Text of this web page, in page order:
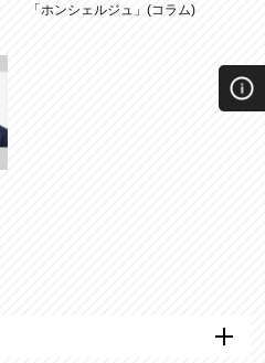
「ホンシェルジュ」(コラム)